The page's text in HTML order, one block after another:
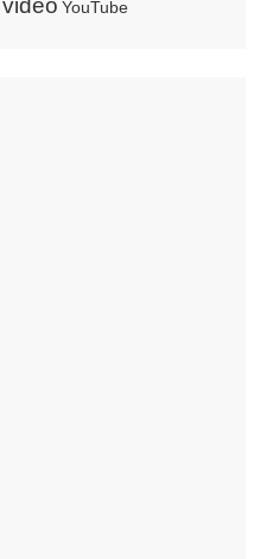
video YouTube